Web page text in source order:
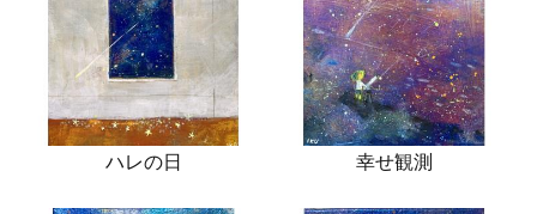
ハレの日 幸せ観測